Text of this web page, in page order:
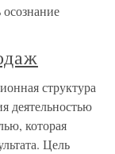
структура
деятельностью
которая
Цель